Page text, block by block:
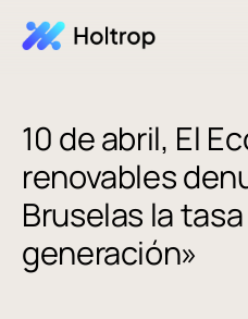
10 de abril, El
renovables
Bruselas la tasa
generación»